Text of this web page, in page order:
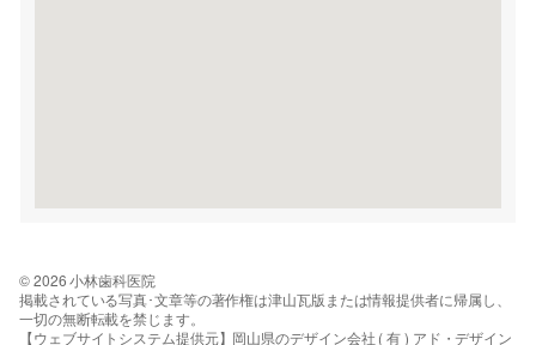
© 2026 小林歯科医院
掲載されている写真･文章等の著作権は津山瓦版または情報提供者に帰属し、
一切の無断転載を禁じます。
【ウェブサイトシステム提供元】岡山県のデザイン会社 ( 有 ) アド・デザイン